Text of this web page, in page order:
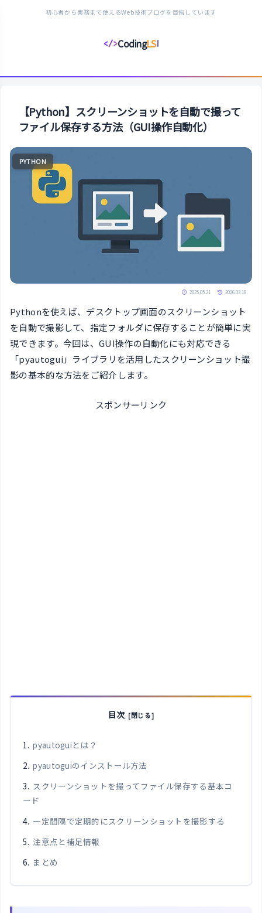
初心者から実務まで使えるWeb技術ブログを目指しています
</>CodingLS
コ
デ
ン
グ
ス
タ
イ
ル
【Python】スクリーンショットを自動で撮って
ファイル保存する方法（GUI操作自動化）
PYTHON
2025.05.21 2026.03.18
Pythonを使えば、デスクトップ画面のスクリーンショット
を自動で撮影して、指定フォルダに保存することが簡単に実
現できます。今回は、GUI操作の自動化にも対応できる
「pyautogui」ライブラリを活用したスクリーンショット撮
影の基本的な方法をご紹介します。
スポンサーリンク
目次
pyautoguiとは？
pyautoguiのインストール方法
スクリーンショットを撮ってファイル保存する基本コ
ード
一定間隔で定期的にスクリーンショットを撮影する
注意点と補足情報
まとめ